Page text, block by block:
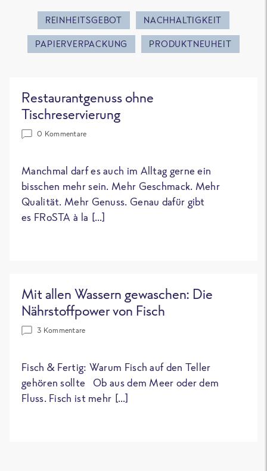
REINHEITSGEBOT NACHHALTIGKEIT
PAPIERVERPACKUNG PRODUKTNEUHEIT
Restaurantgenuss ohne
Tischreservierung
0 Kommentare
Manchmal darf es auch im Alltag gerne ein
bisschen mehr sein. Mehr Geschmack. Mehr
Qualität. Mehr Genuss. Genau dafür gibt
es FRoSTA à la […]
Mit allen Wassern gewaschen: Die
Nährstoffpower von Fisch
3 Kommentare
Fisch & Fertig: Warum Fisch auf den Teller
gehören sollte Ob aus dem Meer oder dem
Fluss. Fisch ist mehr […]